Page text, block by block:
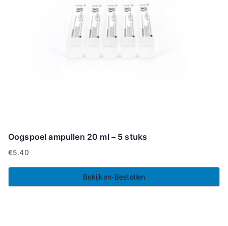
Oogspoel ampullen 20 ml – 5 stuks
€5.40
Bekijken-Bestellen